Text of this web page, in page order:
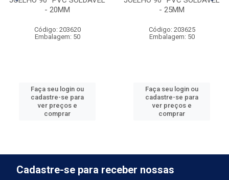
- 20MM
Código: 203620
Embalagem: 50
Faça seu login ou
cadastre-se para
ver preços e
comprar
- 25MM
Código: 203625
Embalagem: 50
Faça seu login ou
cadastre-se para
ver preços e
comprar
Cadastre-se para receber nossas